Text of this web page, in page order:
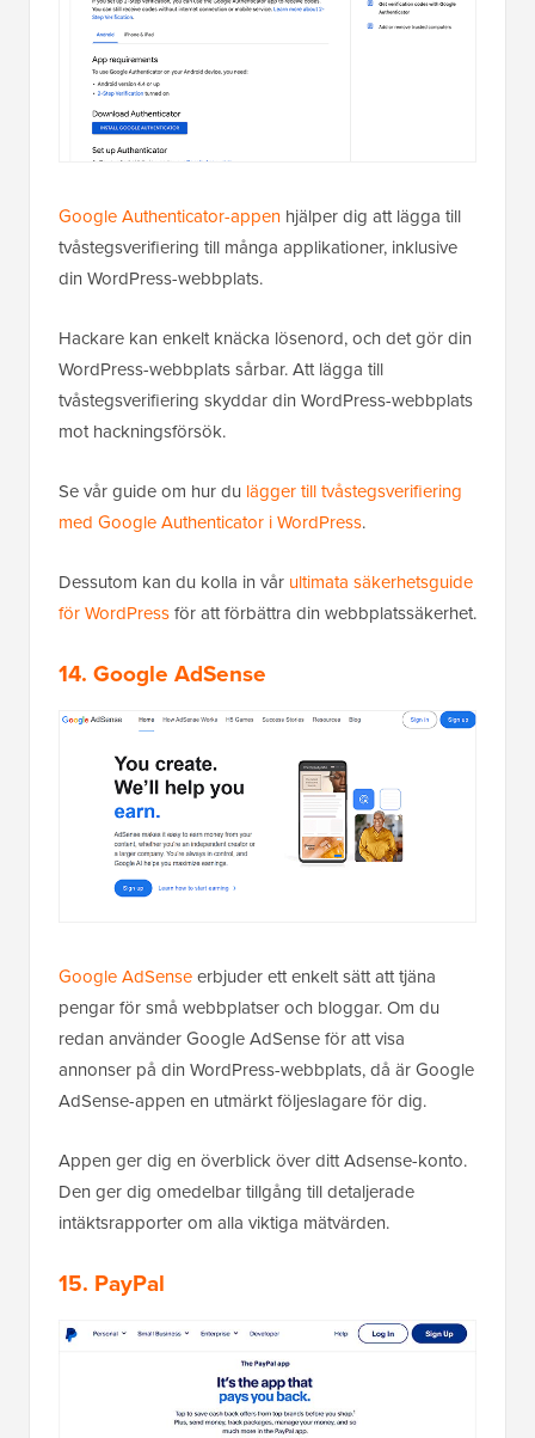
Google Authenticator-appen hjälper dig att lägga till
tvåstegsverifiering till många applikationer, inklusive
din WordPress-webbplats.
Hackare kan enkelt knäcka lösenord, och det gör din
WordPress-webbplats sårbar. Att lägga till
tvåstegsverifiering skyddar din WordPress-webbplats
mot hackningsförsök.
Se vår guide om hur du lägger till tvåstegsverifiering
med Google Authenticator i WordPress.
Dessutom kan du kolla in vår ultimata säkerhetsguide
för WordPressför att förbättra din webbplatssäkerhet.
14. Google AdSense
Google AdSenseerbjuder ett enkelt sätt att tjäna
pengar för små webbplatser och bloggar. Om du
redan använder Google AdSense för att visa
annonser på din WordPress-webbplats, då är Google
AdSense-appen en utmärkt följeslagare för dig.
Appen ger dig en överblick över ditt Adsense-konto.
Den ger dig omedelbar tillgång till detaljerade
intäktsrapporter om alla viktiga mätvärden.
15. PayPal